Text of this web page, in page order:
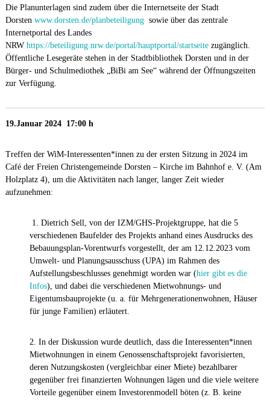
Die Planunterlagen sind zudem über die Internetseite der Stadt
Dorsten www.dorsten.de/planbeteiligungsowie über das zentrale
Internetportal des Landes
NRW https://beteiligung.nrw.de/portal/hauptportal/startseitezugänglich.
Öffentliche Lesegeräte stehen in der Stadtbibliothek Dorsten und in der
Bürger- und Schulmediothek „BiBi am See“ während der Öffnungszeiten
zur Verfügung.
19.Januar 2024 17:00 h
Treffen der WiM-Interessenten*innen zu der ersten Sitzung in 2024 im
Café der Freien Christengemeinde Dorsten – Kirche im Bahnhof e. V. (Am
Holzplatz 4), um die Aktivitäten nach langer, langer Zeit wieder
aufzunehmen:
1. Dietrich Sell, von der IZM/GHS-Projektgruppe, hat die 5
verschiedenen Baufelder des Projekts anhand eines Ausdrucks des
Bebauungsplan-Vorentwurfs vorgestellt, der am 12.12.2023 vom
Umwelt- und Planungsausschuss (UPA) im Rahmen des
Aufstellungsbeschlusses genehmigt worden war (hier gibt es die
Infos), und dabei die verschiedenen Mietwohnungs- und
Eigentumsbauprojekte (u. a. für Mehrgenerationenwohnen, Häuser
für junge Familien) erläutert.
2. In der Diskussion wurde deutlich, dass die Interessenten*innen
Mietwohnungen in einem Genossenschaftsprojekt favorisierten,
deren Nutzungskosten (vergleichbar einer Miete) bezahlbarer
gegenüber frei finanzierten Wohnungen lägen und die viele weitere
Vorteile gegenüber einem Investorenmodell böten (z. B. keine